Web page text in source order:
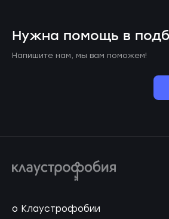
Нужна помощь в
Напишите нам, мы вам поможем!
о Клаустрофобии